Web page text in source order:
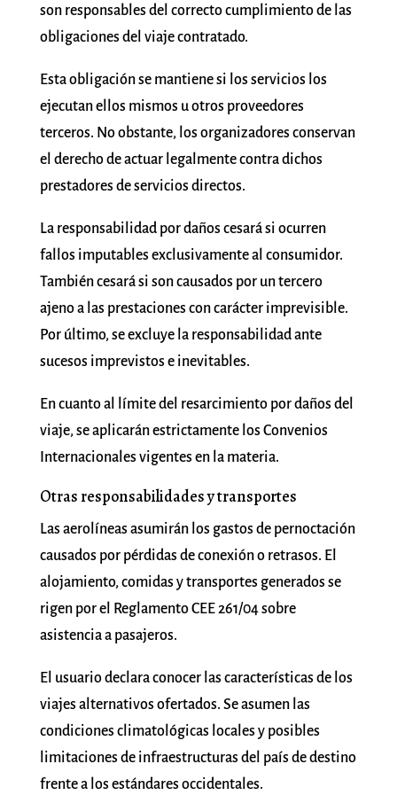
son responsables del correcto cumplimiento de las
obligaciones del viaje contratado.
Esta obligación se mantiene si los servicios los
ejecutan ellos mismos u otros proveedores
terceros. No obstante, los organizadores conservan
el derecho de actuar legalmente contra dichos
prestadores de servicios directos.
La responsabilidad por daños cesará si ocurren
fallos imputables exclusivamente al consumidor.
También cesará si son causados por un tercero
ajeno a las prestaciones con carácter imprevisible.
Por último, se excluye la responsabilidad ante
sucesos imprevistos e inevitables.
En cuanto al límite del resarcimiento por daños del
viaje, se aplicarán estrictamente los Convenios
Internacionales vigentes en la materia.
Otras responsabilidades y transportes
Las aerolíneas asumirán los gastos de pernoctación
causados por pérdidas de conexión o retrasos. El
alojamiento, comidas y transportes generados se
rigen por el Reglamento CEE 261/04 sobre
asistencia a pasajeros.
El usuario declara conocer las características de los
viajes alternativos ofertados. Se asumen las
condiciones climatológicas locales y posibles
limitaciones de infraestructuras del país de destino
frente a los estándares occidentales.